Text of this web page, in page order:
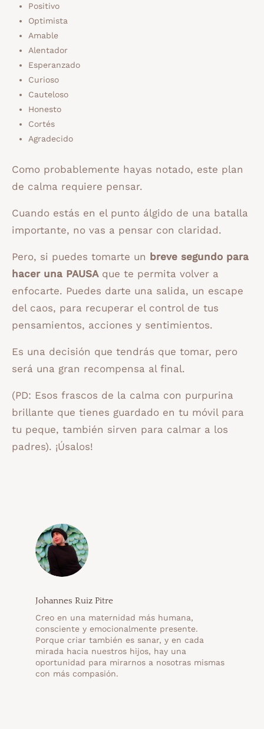
Positivo
Optimista
Amable
Alentador
Esperanzado
Curioso
Cauteloso
Honesto
Cortés
Agradecido
Como probablemente hayas notado, este plan
de calma requiere pensar.
Cuando estás en el punto álgido de una batalla
importante, no vas a pensar con claridad.
Pero, si puedes tomarte un breve segundo para
hacer una PAUSAque te permita volver a
enfocarte. Puedes darte una salida, un escape
del caos, para recuperar el control de tus
pensamientos, acciones y sentimientos.
Es una decisión que tendrás que tomar, pero
será una gran recompensa al final.
(PD: Esos frascos de la calma con purpurina
brillante que tienes guardado en tu móvil para
tu peque, también sirven para calmar a los
padres). ¡Úsalos!
Johannes Ruiz Pitre
Creo en una maternidad más humana,
consciente y emocionalmente presente.
Porque criar también es sanar, y en cada
mirada hacia nuestros hijos, hay una
oportunidad para mirarnos a nosotras mismas
con más compasión.